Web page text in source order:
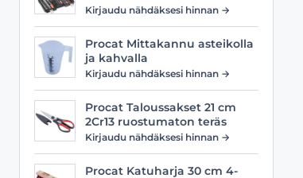
Vyöt
Kirjaudu nähdäksesi hinnan →
Procat Mittakannu asteikolla
ja kahvalla
Kirjaudu nähdäksesi hinnan →
Procat Taloussakset 21 cm
2Cr13 ruostumaton teräs
Kirjaudu nähdäksesi hinnan →
Procat Katuharja 30 cm 4-